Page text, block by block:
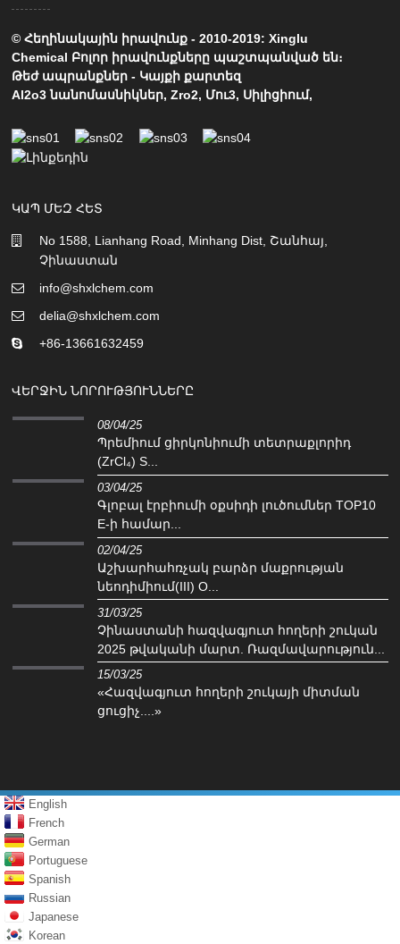
© Հեղինակային իրավունք - 2010-2019: Xinglu
Chemical Բոլոր իրավունքները պաշտպանված են։
Թեժ ապրանքներ - Կայքի քարտեզ
Al2o3 նանոմասնիկներ,Zro2, Մու3, Սիլիցիում,
ԿԱՊ ՄԵԶ ՀԵՏ
No 1588, Lianhang Road, Minhang Dist, Շանհայ,
Չինաստան
info@shxlchem.com
delia@shxlchem.com
+86-13661632459
ՎԵՐՋԻՆ ՆՈՐՈՒԹՅՈՒՆՆԵՐԸ
08/04/25
Պրեմիում ցիրկոնիումի տետրաքլորիդ
(ZrCl₄) S...
03/04/25
Գլոբալ էրբիումի օքսիդի լուծումներ TOP10
E-ի համար...
02/04/25
‌Աշխարհահռչակ բարձր մաքրության
նեոդիմիում(III) O...
31/03/25
Չինաստանի հազվագյուտ հողերի շուկան
2025 թվականի մարտ. Ռազմավարություն...
15/03/25
«Հազվագյուտ հողերի շուկայի միտման
ցուցիչ....»
English
French
German
Portuguese
Spanish
Russian
Japanese
Korean